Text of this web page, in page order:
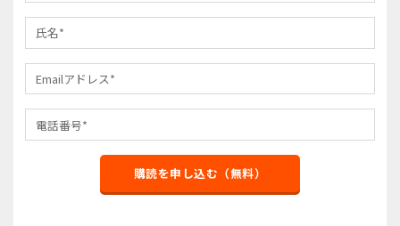
購読を申し込む（無料）